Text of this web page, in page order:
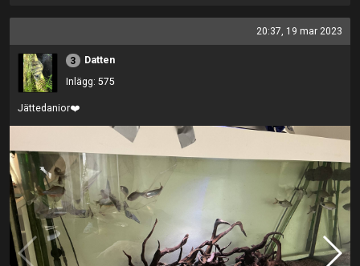
20:37, 19 mar 2023
3
Datten
Inlägg: 575
Jättedanior❤️